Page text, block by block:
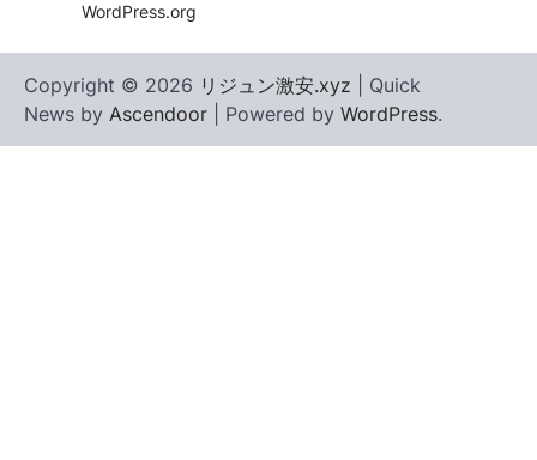
WordPress.org
Copyright © 2026 リジュン激安.xyz | Quick
News by Ascendoor | Powered by WordPress.